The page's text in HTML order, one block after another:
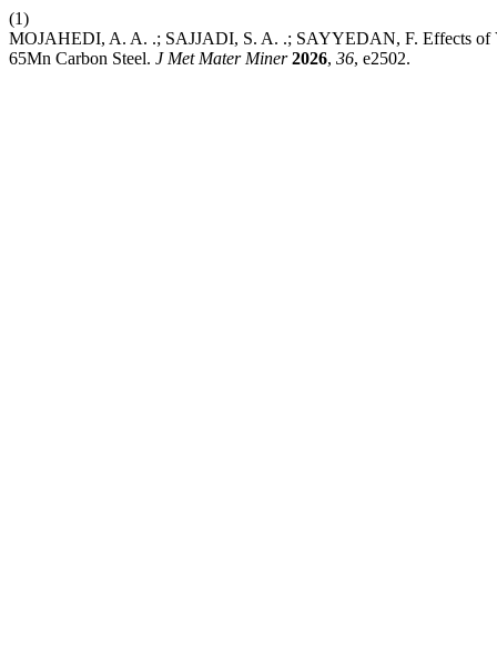
(1)
MOJAHEDI, A. A. .; SAJJADI, S. A. .; SAYYEDAN, F. Effects of
65Mn Carbon Steel. J Met Mater Miner 2026, 36, e2502.